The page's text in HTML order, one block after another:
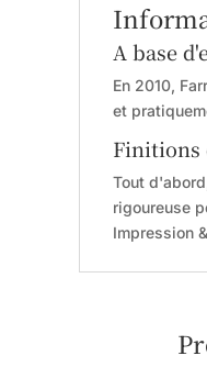
A base
En 2010,
et
Finitions
Tout
rigoureuse
Impression